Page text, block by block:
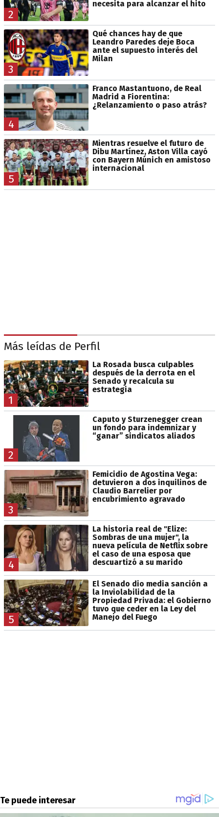
2
necesita para alcanzar el hito
3
Qué chances hay de que
Leandro Paredes deje Boca
ante el supuesto interés del
Milan
4
Franco Mastantuono, de Real
Madrid a Fiorentina:
¿Relanzamiento o paso atrás?
5
Mientras resuelve el futuro de
Dibu Martínez, Aston Villa cayó
con Bayern Múnich en amistoso
internacional
Más leídas de Perfil
1
La Rosada busca culpables
después de la derrota en el
Senado y recalcula su
estrategia
2
Caputo y Sturzenegger crean
un fondo para indemnizar y
“ganar” sindicatos aliados
3
Femicidio de Agostina Vega:
detuvieron a dos inquilinos de
Claudio Barrelier por
encubrimiento agravado
4
La historia real de "Elize:
Sombras de una mujer", la
nueva película de Netflix sobre
el caso de una esposa que
descuartizó a su marido
5
El Senado dio media sanción a
la Inviolabilidad de la
Propiedad Privada: el Gobierno
tuvo que ceder en la Ley del
Manejo del Fuego